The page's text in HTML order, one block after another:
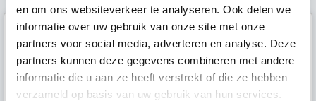
en om ons websiteverkeer te analyseren. Ook delen we
informatie over uw gebruik van onze site met onze
partners voor social media, adverteren en analyse. Deze
partners kunnen deze gegevens combineren met andere
informatie die u aan ze heeft verstrekt of die ze hebben
verzameld op basis van uw gebruik van hun services.
Dorien
Hoi, ik ben Dorien, helaas